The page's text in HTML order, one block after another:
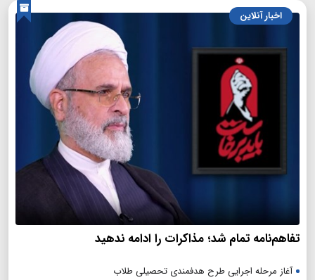
اخبار آنلاین
تفاهم‌نامه تمام شد؛ مذاکرات را ادامه ندهید
آغاز مرحله اجرایی طرح هدفمندی تحصیلی طلاب